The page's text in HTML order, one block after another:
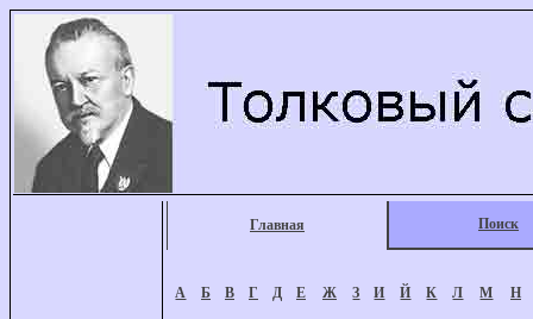
Главная Поиск
А Б В Г Д Е Ж З И Й К Л М Н